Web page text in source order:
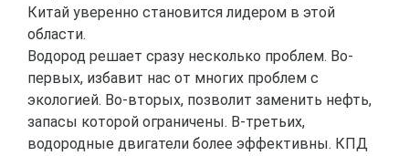
Китай уверенно становится лидером в этой
области.
Водород решает сразу несколько проблем. Во-
первых, избавит нас от многих проблем с
экологией. Во-вторых, позволит заменить нефть,
запасы которой ограничены. В-третьих,
водородные двигатели более эффективны. КПД